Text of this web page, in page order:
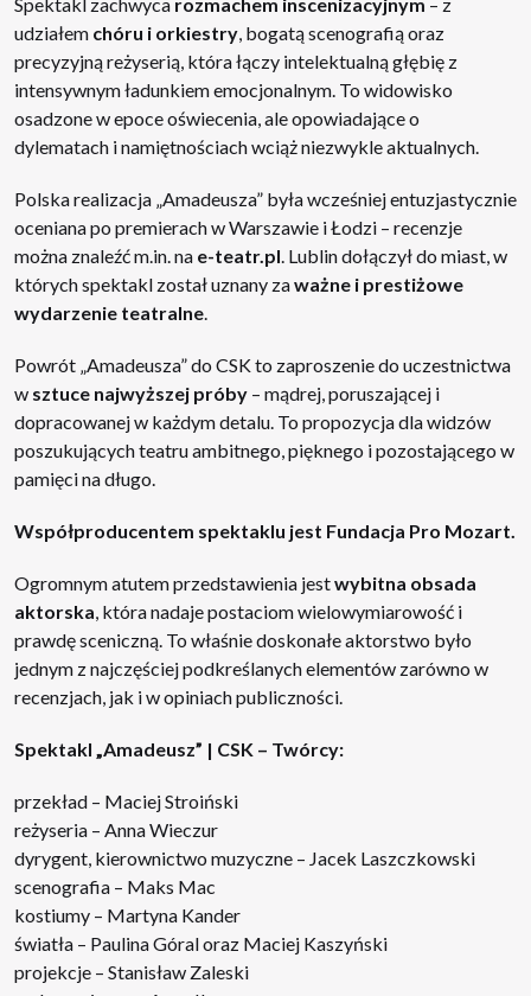
udziałem chóru i orkiestry, bogatą scenografią oraz
precyzyjną reżyserią, która łączy intelektualną głębię z
intensywnym ładunkiem emocjonalnym. To widowisko
osadzone w epoce oświecenia, ale opowiadające o
dylematach i namiętnościach wciąż niezwykle aktualnych.
Polska realizacja „Amadeusza” była wcześniej entuzjastycznie
oceniana po premierach w Warszawie i Łodzi – recenzje
można znaleźć m.in. na e-teatr.pl. Lublin dołączył do miast, w
których spektakl został uznany zaważne i prestiżowe
wydarzenie teatralne.
Powrót „Amadeusza” do CSK to zaproszenie do uczestnictwa
w sztuce najwyższej próby – mądrej, poruszającej i
dopracowanej w każdym detalu. To propozycja dla widzów
poszukujących teatru ambitnego, pięknego i pozostającego w
pamięci na długo.
Współproducentem spektaklu jest Fundacja Pro Mozart.
Ogromnym atutem przedstawienia jestwybitna obsada
aktorska, która nadaje postaciom wielowymiarowość i
prawdę sceniczną. To właśnie doskonałe aktorstwo było
jednym z najczęściej podkreślanych elementów zarówno w
recenzjach, jak i w opiniach publiczności.
Spektakl „Amadeusz” | CSK – Twórcy:
przekład – Maciej Stroiński
reżyseria – Anna Wieczur
dyrygent, kierownictwo muzyczne – Jacek Laszczkowski
scenografia – Maks Mac
kostiumy – Martyna Kander
światła – Paulina Góral oraz Maciej Kaszyński
projekcje – Stanisław Zaleski